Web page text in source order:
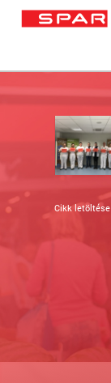
Cikk letöltése